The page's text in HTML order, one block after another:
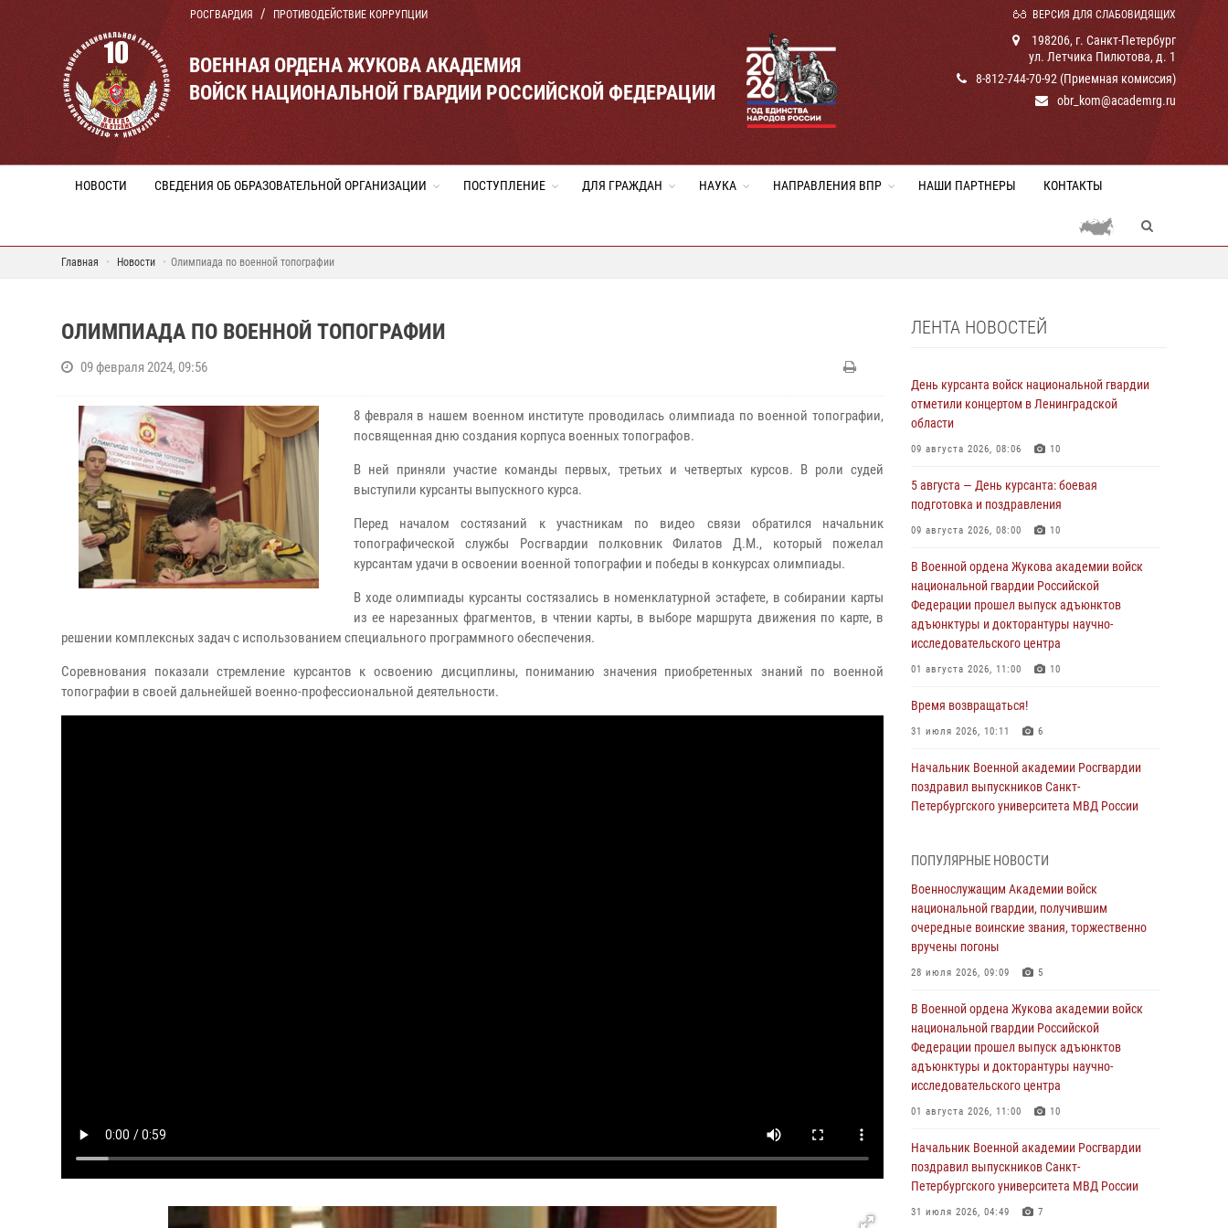
РОСГВАРДИЯ ПРОТИВОДЕЙСТВИЕ КОРРУПЦИИ ВЕРСИЯ ДЛЯ СЛАБОВИДЯЩИХ
ВОЕННАЯ ОРДЕНА ЖУКОВА АКАДЕМИЯ
ВОЙСК НАЦИОНАЛЬНОЙ ГВАРДИИ РОССИЙСКОЙ ФЕДЕРАЦИИ
198206, г. Санкт-Петербург
ул. Летчика Пилютова, д. 1
8-812-744-70-92 (Приемная комиссия)
obr_kom@academrg.ru
НОВОСТИ СВЕДЕНИЯ ОБ ОБРАЗОВАТЕЛЬНОЙ ОРГАНИЗАЦИИ ПОСТУПЛЕНИЕ ДЛЯ ГРАЖДАН НАУКА НАПРАВЛЕНИЯ ВПР НАШИ ПАРТНЕРЫ КОНТАКТЫ
Главная Новости Олимпиада по военной топографии
ОЛИМПИАДА ПО ВОЕННОЙ ТОПОГРАФИИ
09 февраля 2024, 09:56
8 февраля в нашем военном институте проводилась олимпиада по военной топографии,
посвященная дню создания корпуса военных топографов.
В ней приняли участие команды первых, третьих и четвертых курсов. В роли судей
выступили курсанты выпускного курса.
Перед началом состязаний к участникам по видео связи обратился начальник
топографической службы Росгвардии полковник Филатов Д.М., который пожелал
курсантам удачи в освоении военной топографии и победы в конкурсах олимпиады.
В ходе олимпиады курсанты состязались в номенклатурной эстафете, в собирании карты
из ее нарезанных фрагментов, в чтении карты, в выборе маршрута движения по карте, в
решении комплексных задач с использованием специального программного обеспечения.
Соревнования показали стремление курсантов к освоению дисциплины, пониманию значения приобретенных знаний по военной
топографии в своей дальнейшей военно-профессиональной деятельности.
ЛЕНТА НОВОСТЕЙ
День курсанта войск национальной гвардии
отметили концертом в Ленинградской
области
09 августа 2026, 08:06 10
5 августа — День курсанта: боевая
подготовка и поздравления
09 августа 2026, 08:00 10
В Военной ордена Жукова академии войск
национальной гвардии Российской
Федерации прошел выпуск адъюнктов
адъюнктуры и докторантуры научно-
исследовательского центра
01 августа 2026, 11:00 10
Время возвращаться!
31 июля 2026, 10:11 6
Начальник Военной академии Росгвардии
поздравил выпускников Санкт-
Петербургского университета МВД России
В День крещения Руси офицеры и курсанты
Военной академии Росгвардии традиционно
почтили память небесного покровителя
Росгвардии - князя Владимира
28 июля 2026, 15:04
национальной гвардии, получившим
очередные воинские звания, торжественно
вручены погоны
28 июля 2026, 09:09 5
В Военной академии Росгвардии оглашены
27 июля 2026, 14:49 7
Военная академия информирует!
23 июля 2026, 04:51
ПОПУЛЯРНЫЕ НОВОСТИ
Военнослужащим Академии войск
национальной гвардии, получившим
очередные воинские звания, торжественно
вручены погоны
28 июля 2026, 09:09 5
В Военной ордена Жукова академии войск
национальной гвардии Российской
Федерации прошел выпуск адъюнктов
адъюнктуры и докторантуры научно-
исследовательского центра
01 августа 2026, 11:00 10
Начальник Военной академии Росгвардии
поздравил выпускников Санкт-
Петербургского университета МВД России
31 июля 2026, 04:49 7